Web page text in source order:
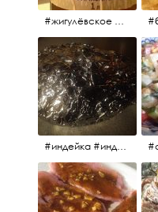
#жигулёвское #пиво #свежеепиво #beer #напиток
#индейка #индейкавфольге #еда #мясоиндейки 🚀